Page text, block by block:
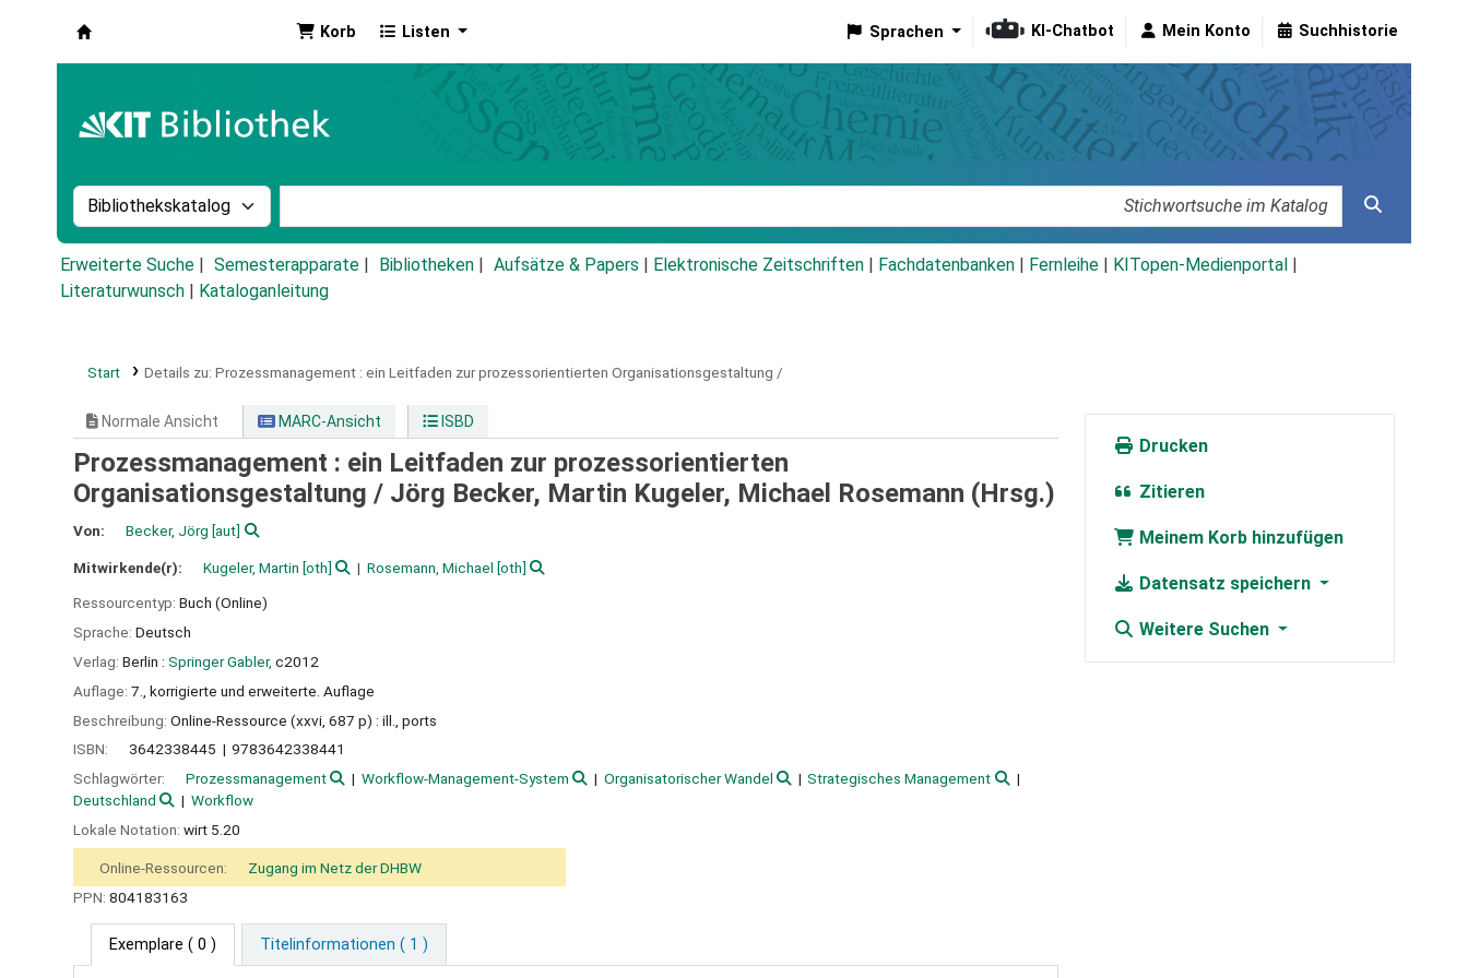
Korb Listen Sprachen KI-Chatbot Mein Konto Suchhistorie
Suche im Katalog nach:
Erweiterte Suche Semesterapparate Bibliotheken Aufsätze & Papers Elektronische Zeitschriften Fachdatenbanken Fernleihe KITopen-Medienportal
Literaturwunsch
Kataloganleitung
Start Details zu: Prozessmanagement : ein Leitfaden zur prozessorientierten Organisationsgestaltung /
Normale Ansicht MARC-Ansicht ISBD
Prozessmanagement : ein Leitfaden zur prozessorientierten
Organisationsgestaltung / Jörg Becker, Martin Kugeler, Michael Rosemann (Hrsg.)
Von: Becker, Jörg [aut]
Mitwirkende(r): Kugeler, Martin [oth] Rosemann, Michael [oth]
Ressourcentyp: Buch (Online)
Sprache: Deutsch
Verlag: Berlin : Springer Gabler, c2012
Auflage: 7., korrigierte und erweiterte. Auflage
Beschreibung: Online-Ressource (xxvi, 687 p) : ill., ports
ISBN:
3642338445
9783642338441
Schlagwörter:
Prozessmanagement Workflow-Management-System Organisatorischer Wandel
Strategisches Management
Deutschland
Workflow
Lokale Notation: wirt 5.20
Online-Ressourcen:
Zugang im Netz der DHBW
PPN: 804183163
Exemplare ( 0 ) Titelinformationen ( 1 )
Drucken
Zitieren
Meinem Korb hinzufügen
Datensatz speichern
Weitere Suchen